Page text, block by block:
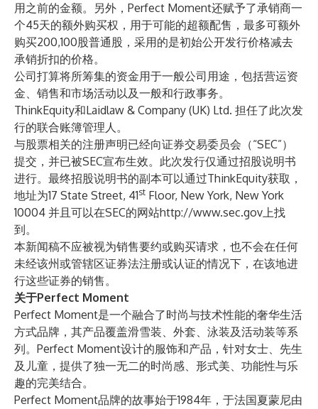
用之前的金额。另外，Perfect Moment还赋予了承销商一
个45天的额外购买权，用于可能的超额配售，最多可额外
购买200,100股普通股，采用的是初始公开发行价格减去
承销折扣的价格。
公司打算将所筹集的资金用于一般公司用途，包括营运资
金、销售和市场活动以及一般和行政事务。
ThinkEquity和Laidlaw & Company (UK) Ltd. 担任了此次发
行的联合账簿管理人。
与股票相关的注册声明已经向证券交易委员会（“SEC”）
提交，并已被SEC宣布生效。此次发行仅通过招股说明书
进行。最终招股说明书的副本可以通过ThinkEquity获取，
地址为17 State Street, 41st Floor, New York, New York
10004 并且可以在SEC的网站http://www.sec.gov上找
到。
本新闻稿不应被视为销售要约或购买请求，也不会在任何
未经该州或管辖区证券法注册或认证的情况下，在该地进
行这些证券的销售。
关于Perfect Moment
Perfect Moment是一个融合了时尚与技术性能的奢华生活
方式品牌，其产品覆盖滑雪装、外套、泳装及活动装等系
列。Perfect Moment设计的服饰和产品，针对女士、先生
及儿童，提供了独一无二的时尚感、形式美、功能性与乐
趣的完美结合。
Perfect Moment品牌的故事始于1984年，于法国夏蒙尼由